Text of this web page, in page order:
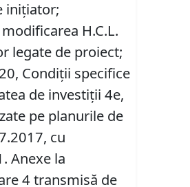
iniţiator;
H.C.L.
legate de proiect;
Condiţii specifice
de investiţii 4e,
pe planurile de
cu
Anexe la
4 transmisă de